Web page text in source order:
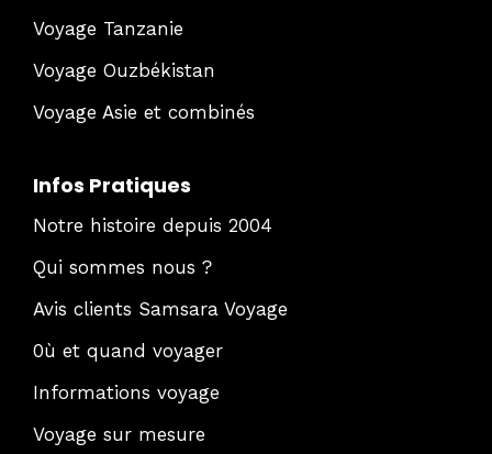
Voyage Tanzanie
Voyage Ouzbékistan
Voyage Asie et combinés
Infos Pratiques
Notre histoire depuis 2004
Qui sommes nous ?
Avis clients Samsara Voyage
0ù et quand voyager
Informations voyage
Voyage sur mesure